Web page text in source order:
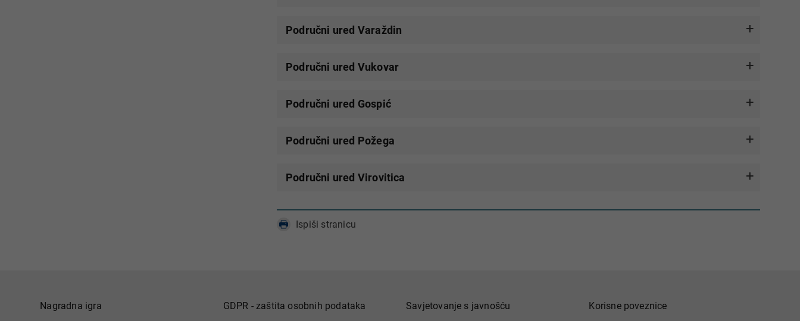
Područni ured Varaždin
Područni ured Vukovar
Područni ured Gospić
Područni ured Požega
Područni ured Virovitica
Ispiši stranicu
Nagradna igra
GDPR - zaštita osobnih podataka
Savjetovanje s javnošću
Korisne poveznice